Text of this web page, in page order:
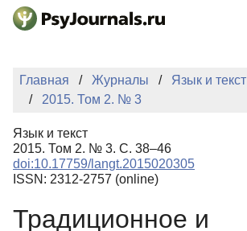
Перейти к основному содержанию
НОВОСТИ
БАЗА ЗНАНИЙ
КЛЮЧЕВЫЕ СЛОВА
Регистрация
Главная Журналы Язык и текст
2015. Том 2. № 3
Язык и текст
2015. Том 2. № 3. С. 38–46
doi:10.17759/langt.2015020305
ISSN: 2312-2757 (online)
Традиционное и